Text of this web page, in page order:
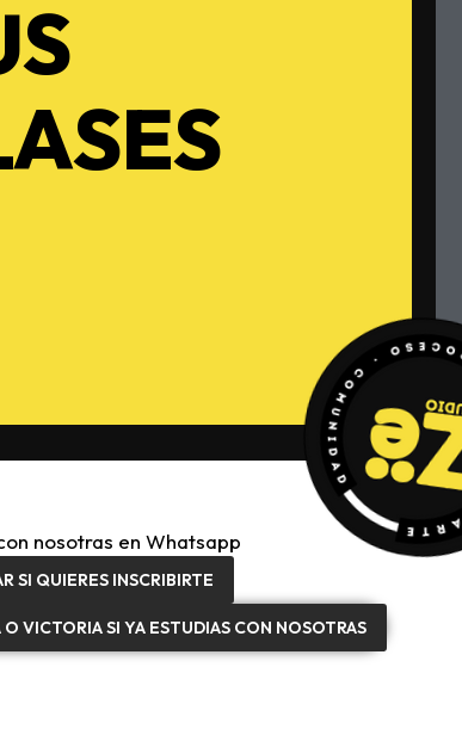
nosotras en Whatsapp
SI QUIERES INSCRIBIRTE
VICTORIA SI YA ESTUDIAS CON NOSOTRAS